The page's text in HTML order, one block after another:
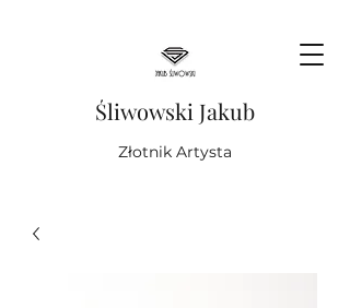
Śliwowski Jakub
Złotnik Artysta